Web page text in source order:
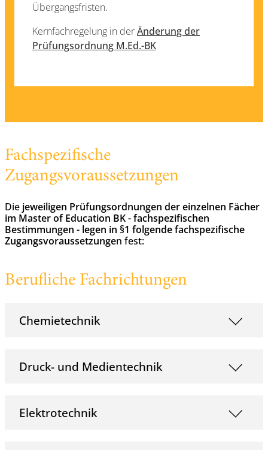
Übergangsfristen.
Kernfachregelung in derÄnderung der
Prüfungsordnung M.Ed.-BK
Fachspezifische
Zugangsvoraussetzungen
Die jeweiligen Prüfungsordnungen der einzelnen Fächer
im Master of Education BK - fachspezifischen
Bestimmungen - legen in §1 folgende fachspezifische
Zugangsvoraussetzungen fest:
Berufliche Fachrichtungen
Chemietechnik
Druck- und Medientechnik
Elektrotechnik